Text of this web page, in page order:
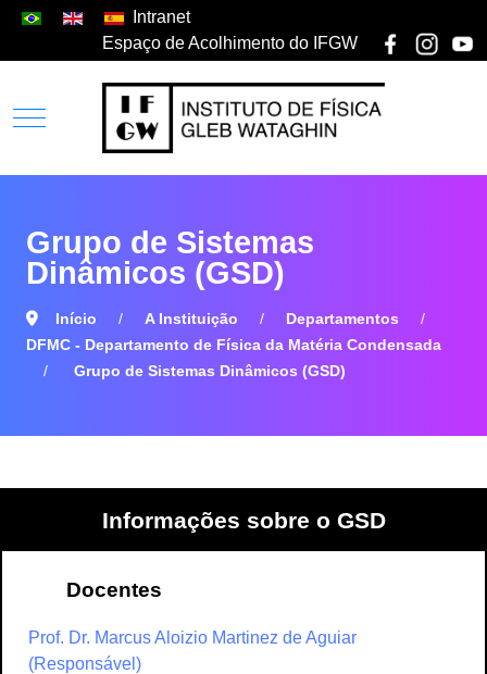
Intranet
Espaço de Acolhimento do IFGW
Grupo de Sistemas
Dinâmicos (GSD)
Início A Instituição
Departamentos
DFMC - Departamento de Física da Matéria Condensada
Grupo de Sistemas Dinâmicos (GSD)
Informações sobre o GSD
Docentes
Prof. Dr. Marcus Aloizio Martinez de Aguiar
(Responsável)